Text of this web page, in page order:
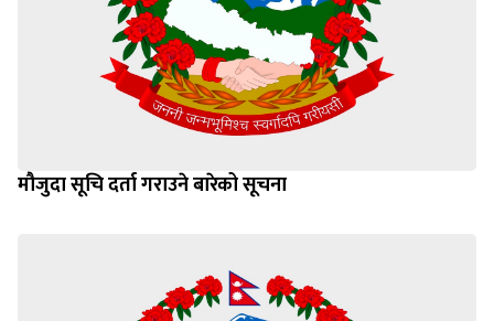
मौजुदा सूचि दर्ता गराउने बारेको सूचना